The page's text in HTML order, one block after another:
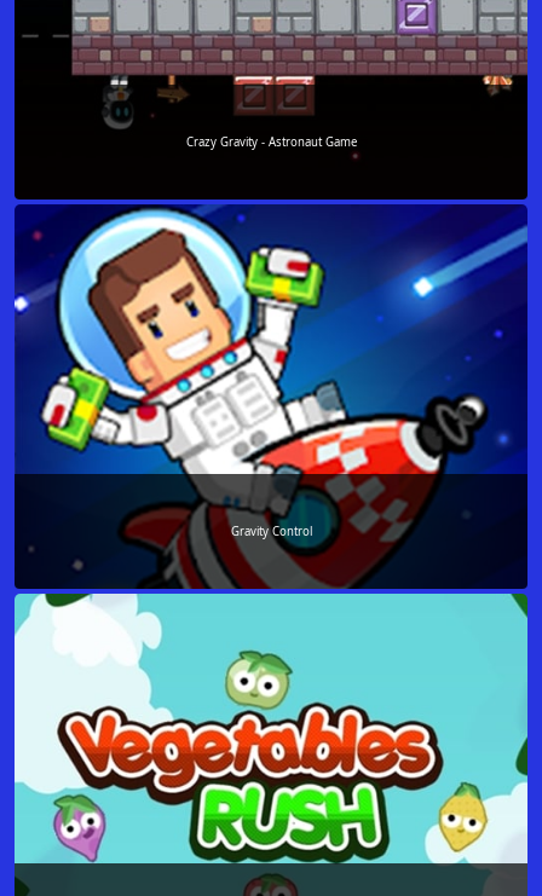
Crazy Gravity - Astronaut Game
Gravity Control